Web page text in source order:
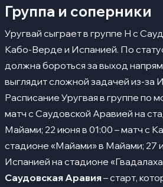
Группа и соперники
Уругвай сыграет в группе H с
Кабо-Верде и Испанией. По
должна бороться за выход
выглядит сложной задачей из-за
Расписание Уругвая в группе по
матч с Саудовской Аравией на
Майами; 22 июня в 01:00 – матч с
стадионе «Майами» в Майами; 27
Испанией на стадионе
Саудовская Аравия– старт,